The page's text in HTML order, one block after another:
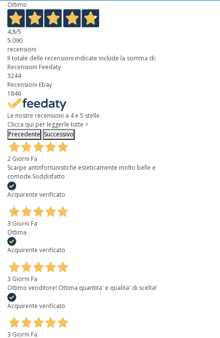
Ottimo
4,8/5
5.090
recensioni
Il totale delle recensioni indicate include la somma di:
Recensioni Feedaty
3244
Recensioni Ebay
1846
Le nostre recensioni a 4 e 5 stelle.
Clicca qui per leggerle tutte >
Precedente Successivo
2 Giorni Fa
Scarpe antinfortunistiche esteticamente molto belle e
comode.Soddisfatto
Acquirente verificato
3 Giorni Fa
Ottima
Acquirente verificato
3 Giorni Fa
Ottimo venditore! Ottima quantita' e qualita' di scelta!
Acquirente verificato
3 Giorni Fa